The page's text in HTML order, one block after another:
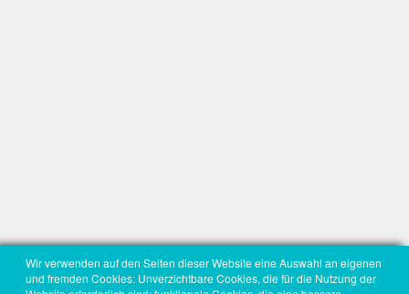
Wir verwenden auf den Seiten dieser Website eine Auswahl an eigenen
und fremden Cookies: Unverzichtbare Cookies, die für die Nutzung der